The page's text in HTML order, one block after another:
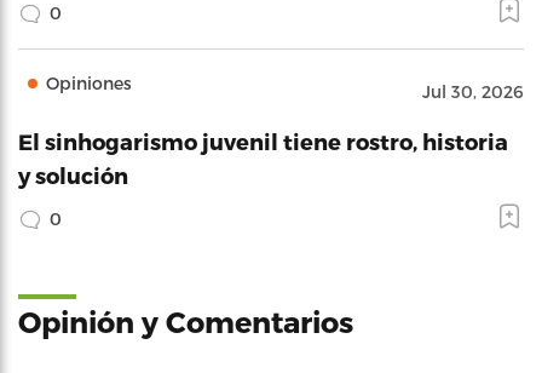
0
Opiniones Jul 30, 2026
El sinhogarismo juvenil tiene rostro, historia
y solución
0
Opinión y Comentarios